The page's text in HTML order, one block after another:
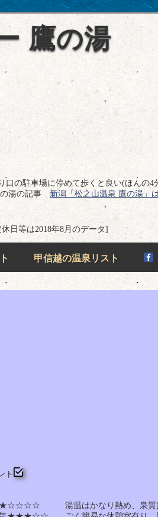
鷹の湯
の駐車場に停めて歩くと良い(ほんの4
の湯の記事新潟「松之山温泉 鷹の湯」
日等は2018年8月のデータ]
甲信越の温泉リスト
ト
湯温はかなり熱め、泉質は塩